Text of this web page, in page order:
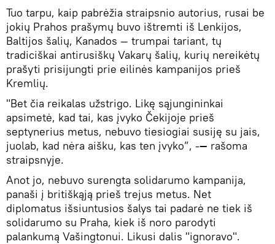
Tuo tarpu, kaip pabrėžia straipsnio autorius, rusai be
jokių Prahos prašymų buvo ištremti iš Lenkijos,
Baltijos šalių, Kanados — trumpai tariant, tų
tradiciškai antirusiškų Vakarų šalių, kurių nereikėtų
prašyti prisijungti prie eilinės kampanijos prieš
Kremlių.
"Bet čia reikalas užstrigo. Likę sąjungininkai
apsimetė, kad tai, kas įvyko Čekijoje prieš
septynerius metus, nebuvo tiesiogiai susiję su jais,
juolab, kad nėra aišku, kas ten įvyko”, -— rašoma
straipsnyje.
Anot jo, nebuvo surengta solidarumo kampanija,
panaši į britiškąją prieš trejus metus. Net
diplomatus išsiuntusios šalys tai padarė ne tiek iš
solidarumo su Praha, kiek iš noro parodyti
palankumą Vašingtonui. Likusi dalis "ignoravo".